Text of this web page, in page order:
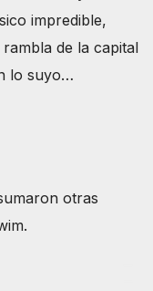
impredible,
de la capital
lo suyo…
otras